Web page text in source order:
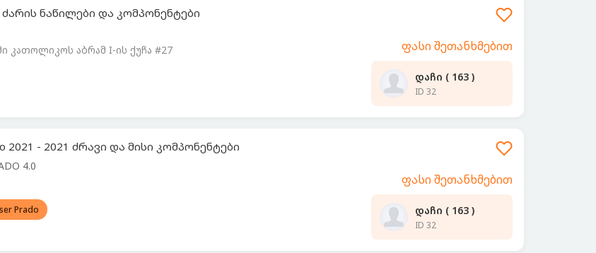
ძარის ნაწილები და კომპონენტები
აბრამ I-ის ქუჩა #27
ფასი შეთანხმებით
დაჩი ( 163 )
ID 32
2021 - 2021 ძრავი და მისი კომპონენტები
4.0
Prado
ფასი შეთანხმებით
დაჩი ( 163 )
ID 32